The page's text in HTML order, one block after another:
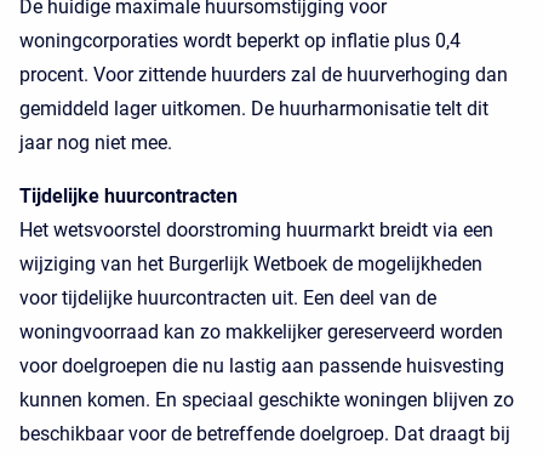
De huidige maximale huursomstijging voor
woningcorporaties wordt beperkt op inflatie plus 0,4
procent. Voor zittende huurders zal de huurverhoging dan
gemiddeld lager uitkomen. De huurharmonisatie telt dit
jaar nog niet mee.
Tijdelijke huurcontracten
Het wetsvoorstel doorstroming huurmarkt breidt via een
wijziging van het Burgerlijk Wetboek de mogelijkheden
voor tijdelijke huurcontracten uit. Een deel van de
woningvoorraad kan zo makkelijker gereserveerd worden
voor doelgroepen die nu lastig aan passende huisvesting
kunnen komen. En speciaal geschikte woningen blijven zo
beschikbaar voor de betreffende doelgroep. Dat draagt bij